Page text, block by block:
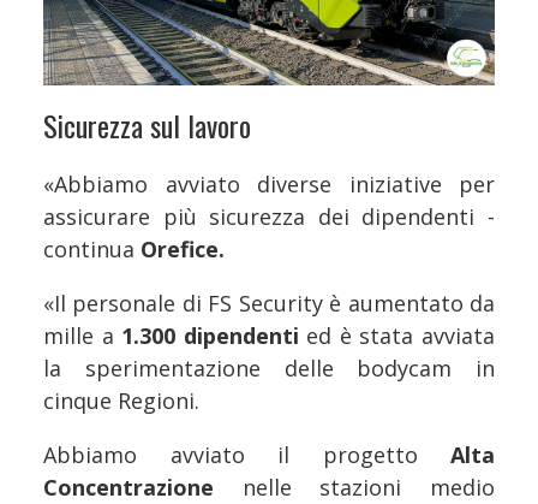
Sicurezza sul lavoro
«Abbiamo avviato diverse iniziative per
assicurare più sicurezza dei dipendenti -
continua Orefice.
«Il personale di FS Security è aumentato da
mille a 1.300 dipendenti ed è stata avviata
la sperimentazione delle bodycam in
cinque Regioni.
Abbiamo avviato il progetto Alta
Concentrazione nelle stazioni medio